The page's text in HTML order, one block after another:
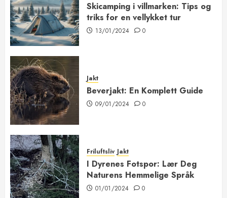
Skicamping i villmarken: Tips og
triks for en vellykket tur
13/01/2024 0
Jakt
Beverjakt: En Komplett Guide
09/01/2024 0
Friluftsliv Jakt
I Dyrenes Fotspor: Lær Deg
Naturens Hemmelige Språk
01/01/2024 0